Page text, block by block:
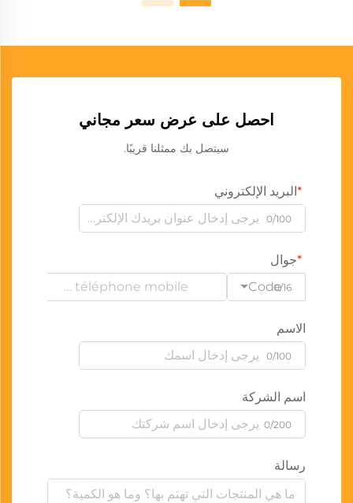
احصل على عرض سعر مجاني
سيتصل بك ممثلنا قريبًا.
البريد الإلكتروني
0/100
جوال
Code0/16
الاسم
0/100
اسم الشركة
0/200
رسالة